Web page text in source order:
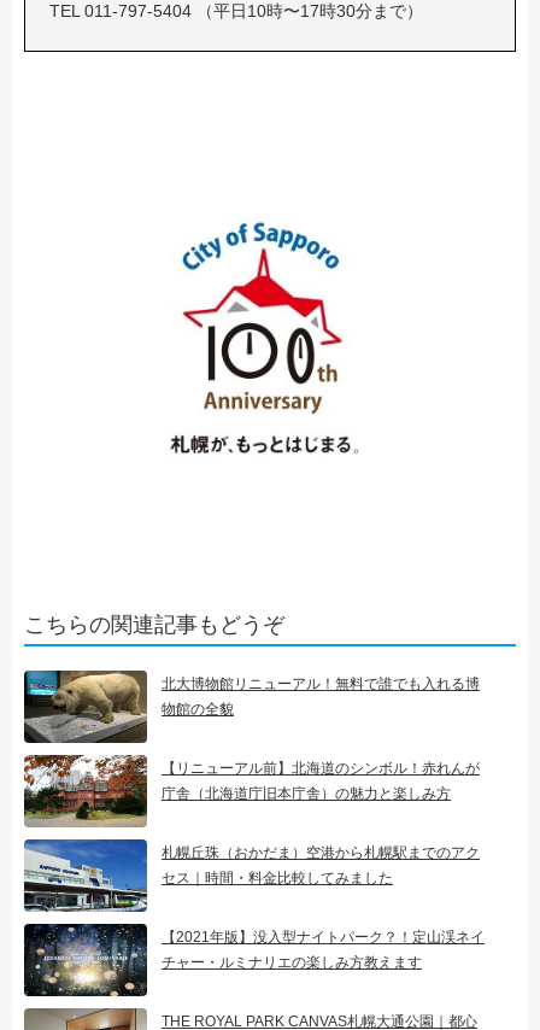
TEL 011-797-5404 （平日10時〜17時30分まで）
こちらの関連記事もどうぞ
北大博物館リニューアル！無料で誰でも入れる博
物館の全貌
【リニューアル前】北海道のシンボル！赤れんが
庁舎（北海道庁旧本庁舎）の魅力と楽しみ方
札幌丘珠（おかだま）空港から札幌駅までのアク
セス｜時間・料金比較してみました
【2021年版】没入型ナイトパーク？！定山渓ネイ
チャー・ルミナリエの楽しみ方教えます
THE ROYAL PARK CANVAS札幌大通公園｜都心